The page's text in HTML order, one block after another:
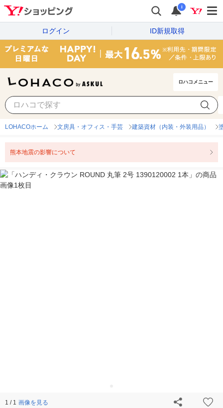
i
ログイン ID新規取得
ロハコメニュー
LOHACOホーム 文房具・オフィス・手芸 建築資材（内装・外装用品）
熊本地震の影響について
1 / 1 画像を見る